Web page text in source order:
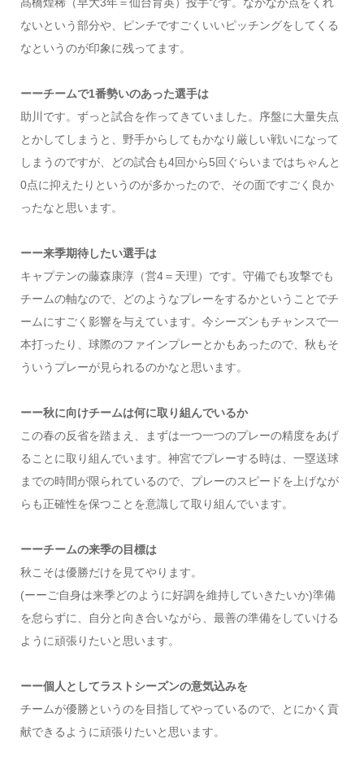
ないという部分や、ピンチですごくいいピッチングをしてくる
なというのが印象に残ってます。
ーーチームで1番勢いのあった選手は
助川です。ずっと試合を作ってきていました。序盤に大量失点
とかしてしまうと、野手からしてもかなり厳しい戦いになって
しまうのですが、どの試合も4回から5回ぐらいまではちゃんと
0点に抑えたりというのが多かったので、その面ですごく良か
ったなと思います。
ーー来季期待したい選手は
キャプテンの藤森康淳（営4＝天理）です。守備でも攻撃でも
チームの軸なので、どのようなプレーをするかということでチ
ームにすごく影響を与えています。今シーズンもチャンスで一
本打ったり、球際のファインプレーとかもあったので、秋もそ
ういうプレーが見られるのかなと思います。
ーー秋に向けチームは何に取り組んでいるか
この春の反省を踏まえ、まずは一つ一つのプレーの精度をあげ
ることに取り組んでいます。神宮でプレーする時は、一塁送球
までの時間が限られているので、プレーのスピードを上げなが
らも正確性を保つことを意識して取り組んでいます。
ーーチームの来季の目標は
秋こそは優勝だけを見てやります。
(ーーご自身は来季どのように好調を維持していきたいか)準備
を怠らずに、自分と向き合いながら、最善の準備をしていける
ように頑張りたいと思います。
ーー個人としてラストシーズンの意気込みを
チームが優勝というのを目指してやっているので、とにかく貢
献できるように頑張りたいと思います。